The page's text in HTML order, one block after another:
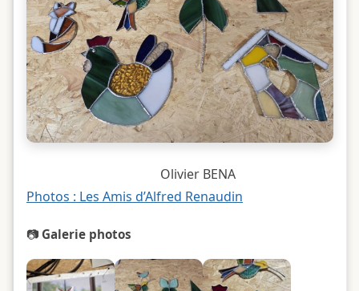
Olivier BENA
Photos : Les Amis d’Alfred Renaudin
📷 Galerie photos